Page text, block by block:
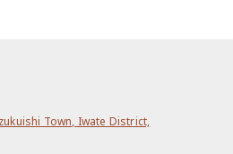
Town, Iwate District,